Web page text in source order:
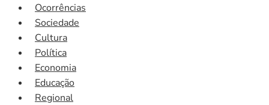
Ocorrências
Sociedade
Cultura
Política
Economia
Educação
Regional